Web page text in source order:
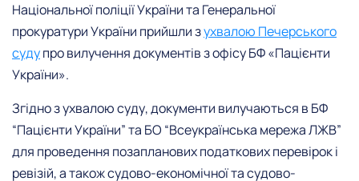
Національної поліції України та Генеральної
прокуратури України прийшли зухвалою Печерського
судупро вилучення документів з офісу БФ «Пацієнти
України».
Згідно з ухвалою суду, документи вилучаються в БФ
“Пацієнти України” та БО “Всеукраїнська мережа ЛЖВ”
для проведення позапланових податкових перевірок і
ревізій, а також судово-економічної та судово-